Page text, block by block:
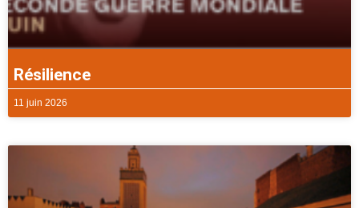
Résilience
11 juin 2026